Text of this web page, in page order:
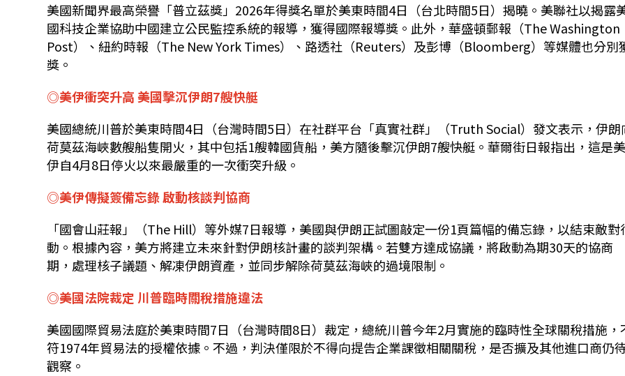
美國新聞界最高榮譽「普立茲獎」2026年得獎名單於美東時間4日（台北時間5日）揭曉。美聯社以揭露
國科技企業協助中國建立公民監控系統的報導，獲得國際報導獎。此外，華盛頓郵報（The Washington
Post）、紐約時報（The New York Times）、路透社（Reuters）及彭博（Bloomberg）等媒體也分別
獎。
◎美伊衝突升高 美國擊沉伊朗7艘快艇
美國總統川普於美東時間4日（台灣時間5日）在社群平台「真實社群」（Truth Social）發文表示，伊朗
荷莫茲海峽數艘船隻開火，其中包括1艘韓國貨船，美方隨後擊沉伊朗7艘快艇。華爾街日報指出，這是
伊自4月8日停火以來最嚴重的一次衝突升級。
◎美伊傳擬簽備忘錄 啟動核談判協商
「國會山莊報」（The Hill）等外媒7日報導，美國與伊朗正試圖敲定一份1頁篇幅的備忘錄，以結束敵對
動。根據內容，美方將建立未來針對伊朗核計畫的談判架構。若雙方達成協議，將啟動為期30天的協商
期，處理核子議題、解凍伊朗資產，並同步解除荷莫茲海峽的過境限制。
◎美國法院裁定 川普臨時關稅措施違法
美國國際貿易法庭於美東時間7日（台灣時間8日）裁定，總統川普今年2月實施的臨時性全球關稅措施，
符1974年貿易法的授權依據。不過，判決僅限於不得向提告企業課徵相關關稅，是否擴及其他進口商仍
觀察。